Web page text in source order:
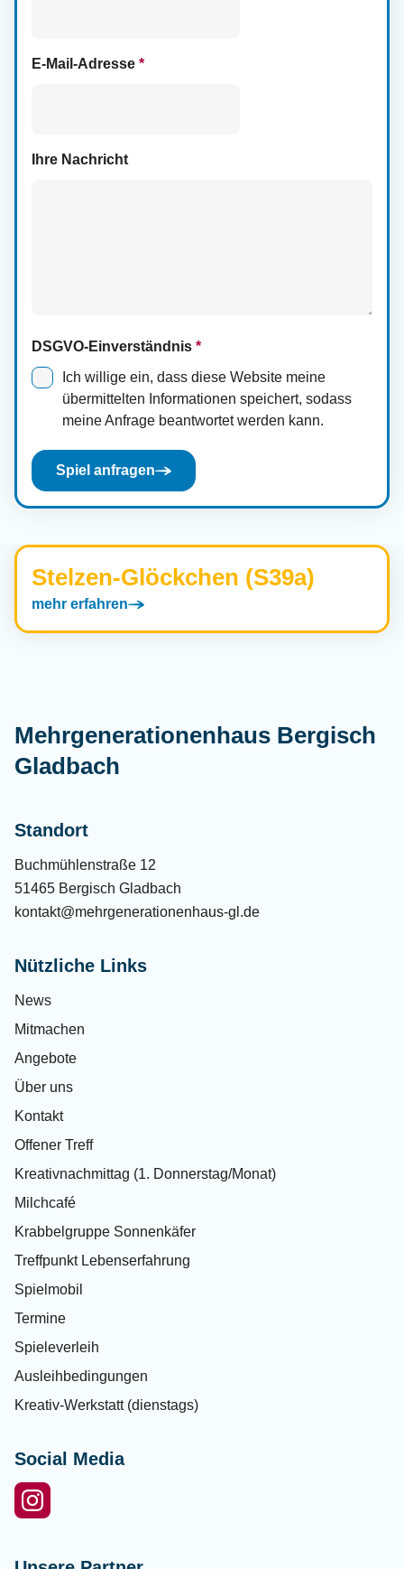
E-Mail-Adresse *
Ihre Nachricht
DSGVO-Einverständnis *
Ich willige ein, dass diese Website meine
übermittelten Informationen speichert, sodass
meine Anfrage beantwortet werden kann.
Spiel anfragen
Stelzen-Glöckchen (S39a)
mehr erfahren
Mehrgenerationenhaus Bergisch
Gladbach
Standort
Buchmühlenstraße 12
51465 Bergisch Gladbach
kontakt@mehrgenerationenhaus-gl.de
Nützliche Links
News
Mitmachen
Angebote
Über uns
Kontakt
Offener Treff
Kreativnachmittag (1. Donnerstag/Monat)
Milchcafé
Krabbelgruppe Sonnenkäfer
Treffpunkt Lebenserfahrung
Spielmobil
Termine
Spieleverleih
Ausleihbedingungen
Kreativ-Werkstatt (dienstags)
Social Media